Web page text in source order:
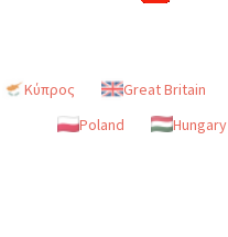
Κύπρος Great Britain
Poland
Hungary